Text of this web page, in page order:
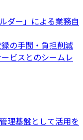
ダー」による業務自
の手間・負担削減
ビスとのシームレ
理基盤として活用を